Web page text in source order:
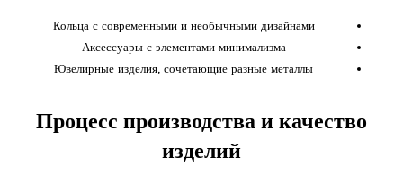
Кольца с современными и необычными дизайнами
Аксессуары с элементами минимализма
Ювелирные изделия, сочетающие разные металлы
Процесс производства и качество
изделий